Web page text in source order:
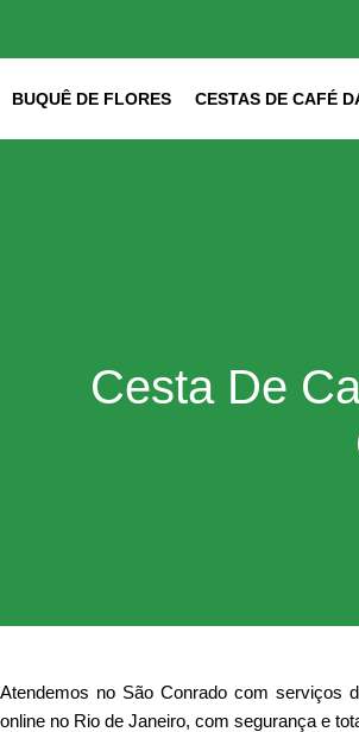
conteúdo
BUQUÊ DE FLORES CESTAS DE CAFÉ
Cesta De
Atendemos no São Conrado com serviços
online no Rio de Janeiro, com segurança e